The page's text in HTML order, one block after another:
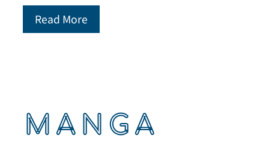
Read More
MANGA